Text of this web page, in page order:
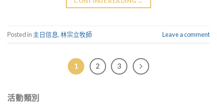
Posted in 主日信息,林宗立牧師 Leave a comment
1 2 3
活動類別